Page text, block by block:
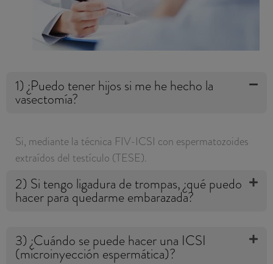
1) ¿Puedo tener hijos si me he hecho la
vasectomía?
Si, mediante la técnica FIV-ICSI con espermatozoides
extraídos del testículo (TESE).
2) Si tengo ligadura de trompas, ¿qué puedo
hacer para quedarme embarazada?
3) ¿Cuándo se puede hacer una ICSI
(microinyección espermática)?